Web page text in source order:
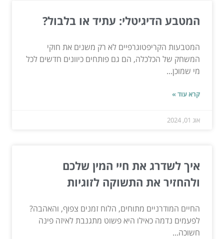
המטבע הדיגיטלי: עתיד או בלבול?
המטבעות הקריפטוגרפיים לא רק משנים את חוקי
המשחק של הכלכלה, הם גם פותחים כיוונים חדשים לכל
מי שמוכן...
קרא עוד »
אוג 01, 2024
איך לשדרג את חיי המין שלכם
ולהחזיר את התשוקה לזוגיות
החיים המודרניים מתוחים, הלוח זמנים צפוף, והאהבה?
לפעמים נדמה כאילו היא פשוט מתגנבת לאיזה פינה
חשוכה...